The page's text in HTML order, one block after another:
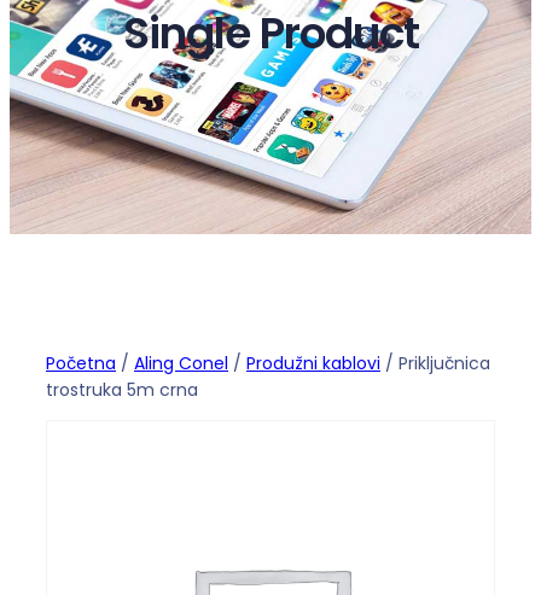
Single Product
Početna / Aling Conel / Produžni kablovi / Priključnica
trostruka 5m crna